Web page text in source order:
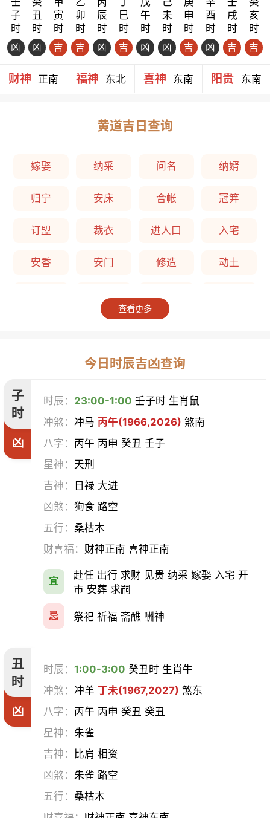
子
时
凶
丑
时
凶
寅
时
吉
卯
时
吉
辰
时
凶
巳
时
吉
午
时
凶
未
时
凶
申
时
吉
酉
时
凶
戌
时
吉
亥
时
吉
财神 正南 福神 东北 喜神 东南 阳贵 东南
黄道吉日查询
嫁娶 纳采 问名 纳婿
归宁 安床 合帐 冠笄
订盟 裁衣 进人口 入宅
安香 安门 修造 动土
平治道涂 造桥
造仓 修饰垣墙 造船
造畜稠 盖屋
经络 酝酿 造车器
赴任 立券 置产 出货财
祭祀 祈福 求嗣
移徙 分居 出火
放水 畋猎
查看更多
今日时辰吉凶查询
子
时
凶
时辰： 23:00-1:00 壬子时 生肖鼠
冲煞：冲马 丙午(1966,2026) 煞南
八字： 丙午 丙申 癸丑 壬子
星神： 天刑
吉神：
日禄 大进
凶煞：狗食 路空
五行： 桑枯木
财喜福： 财神正南 喜神正南
宜
赴任 出行 求财 见贵 纳采 嫁娶 入宅 开
市 安葬 求嗣
忌 祭祀 祈福 斋醮 酬神
丑
时
凶
时辰：1:00-3:00 癸丑时 生肖牛
冲煞：冲羊 丁未(1967,2027) 煞东
八字： 丙午 丙申 癸丑 癸丑
星神： 朱雀
吉神：
比肩 相资
凶煞： 朱雀 路空
五行： 桑枯木